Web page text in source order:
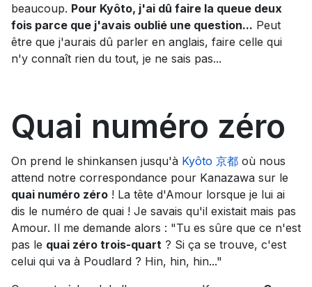
beaucoup. Pour Kyôto, j'ai dû faire la queue deux
fois parce que j'avais oublié une question... Peut
être que j'aurais dû parler en anglais, faire celle qui
n'y connaît rien du tout, je ne sais pas...
Quai numéro zéro
On prend le shinkansen jusqu'à Kyôto 京都 où nous
attend notre correspondance pour Kanazawa sur le
quai numéro zéro ! La tête d'Amour lorsque je lui ai
dis le numéro de quai ! Je savais qu'il existait mais pas
Amour. Il me demande alors : "Tu es sûre que ce n'est
pas le quai zéro trois-quart ? Si ça se trouve, c'est
celui qui va à Poudlard ? Hin, hin, hin..."